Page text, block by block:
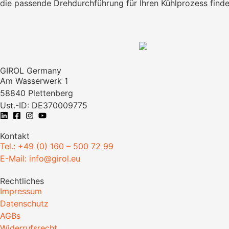
die passende Drehdurchführung für Ihren Kühlprozess
GIROL Germany
Am Wasserwerk 1
58840 Plettenberg
Ust.-ID: DE370009775
Kontakt
Tel.: +49 (0) 160 – 500 72 99
E-Mail: info@girol.eu
Rechtliches
Impressum
Datenschutz
AGBs